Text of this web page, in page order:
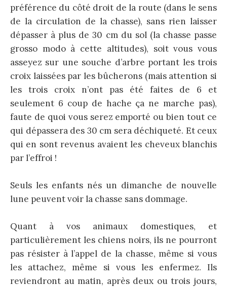
préférence du côté droit de la route (dans le sens
de la circulation de la chasse), sans rien laisser
dépasser à plus de 30 cm du sol (la chasse passe
grosso modo à cette altitudes), soit vous vous
asseyez sur une souche d’arbre portant les trois
croix laissées par les bûcherons (mais attention si
les trois croix n’ont pas été faites de 6 et
seulement 6 coup de hache ça ne marche pas),
faute de quoi vous serez emporté ou bien tout ce
qui dépassera des 30 cm sera déchiqueté. Et ceux
qui en sont revenus avaient les cheveux blanchis
par l’effroi !
Seuls les enfants nés un dimanche de nouvelle
lune peuvent voir la chasse sans dommage.
Quant à vos animaux domestiques, et
particulièrement les chiens noirs, ils ne pourront
pas résister à l’appel de la chasse, même si vous
les attachez, même si vous les enfermez. Ils
reviendront au matin, après deux ou trois jours,